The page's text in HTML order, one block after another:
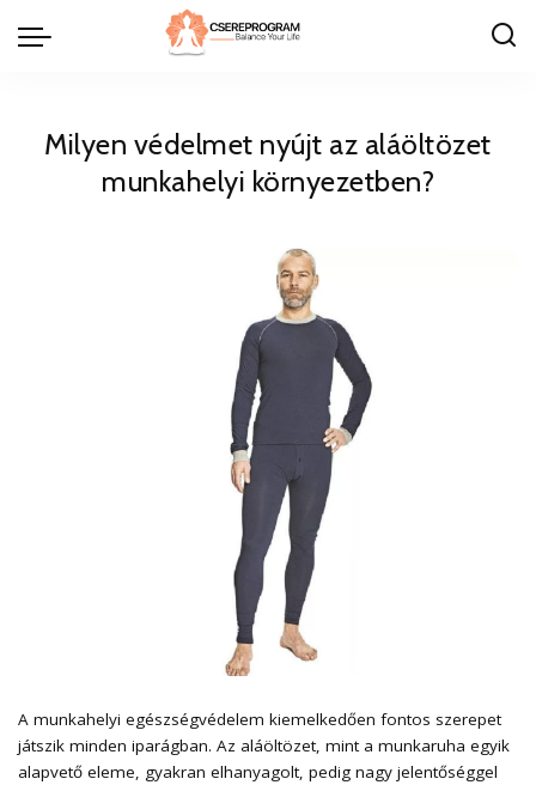
Milyen védelmet nyújt az aláöltözet
munkahelyi környezetben?
A munkahelyi egészségvédelem kiemelkedően fontos szerepet
játszik minden iparágban. Az aláöltözet, mint a munkaruha egyik
alapvető eleme, gyakran elhanyagolt, pedig nagy jelentőséggel